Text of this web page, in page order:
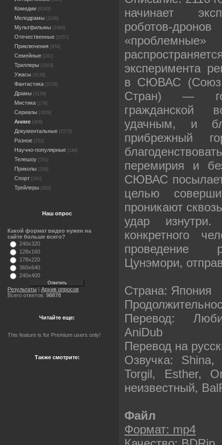
Комедии [6240]
Мелодрамы [1166]
Мультфильмы [2489]
Отечественные [2057]
Приключения [954]
Семейные [241]
Триллеры [3203]
Ужасы [4136]
Фантастика [2239]
Драмы [3139]
Мистика [179]
Сериалы [1839]
Аниме [408]
Документальные [1573]
Разное [152]
Научно-популярные [144]
Телешоу [791]
Приколы [336]
Спорт [241]
Трейлеры [282]
Наш опрос
Какой формат видео нужен на
сайте больше всего?
240x320
128x160
178x220
360x640
240x400
Результаты | Архив опросов
Всего ответов: 98878
Читайте еще:
This feature is for Premium users only!
Также смотрите:
начинает
роботов-
эксперимента
в СЮВАС (Союз
Стран) —
гражданской
удачным, и
прибрежный
перемирия и
СЮВАС
целью
проникают
удар
конкретного
проведение
Цунэмори,
Страна: Япония
Перевод:
AniDub
Перевод на
Озвучка:
Torgil, Esther,
неизвестный,
Файл
Формат: mp4